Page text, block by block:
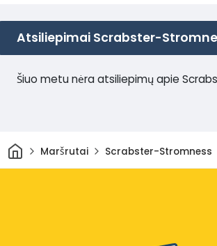
Atsiliepimai Scrabster-
Šiuo metu nėra atsiliepimų apie
Pradžia
Maršrutai Scrabster-Stromness